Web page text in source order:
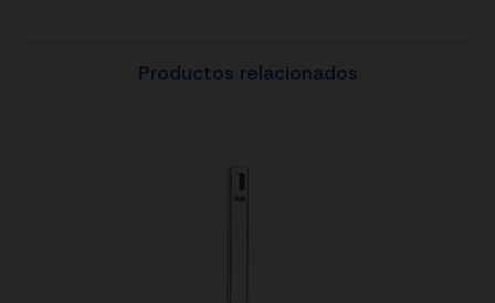
Productos relacionados